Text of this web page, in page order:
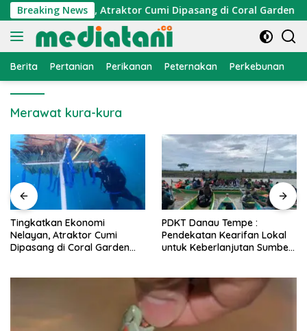
Langsung
ke
konten
Breaking News
Nelayan, Atraktor Cumi Dipasang di Coral Garden
Berita Pertanian Perikanan Peternakan Perkebunan
Merawat kura-kura
PDKT Danau Tempe :
Pendekatan Kearifan Lokal
untuk Keberlanjutan Sumber
Cara Mengatasi Penyakit
PMK pada Sapi Perah Secara
Alami dan Medis